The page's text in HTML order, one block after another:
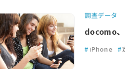
調査データ
docomo
# iPhone #